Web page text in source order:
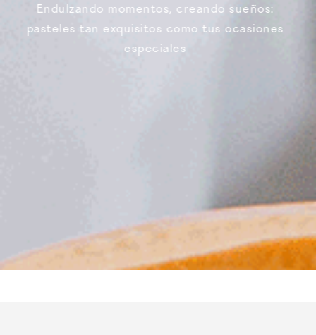
El toque dulce que transforma cada
celebración: pasteles que van más allá de lo
delicioso.